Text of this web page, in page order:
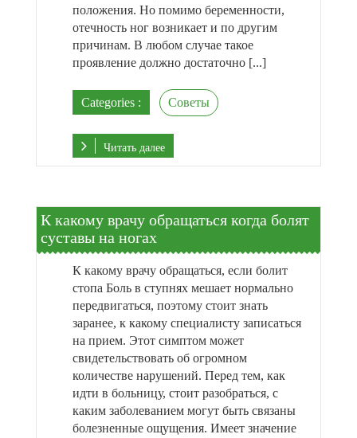
положения. Но помимо беременности,
отечность ног возникает и по другим
причинам. В любом случае такое
проявление должно достаточно [...]
Categories : Советы
Читать далее
К какому врачу обращаться когда болят
суставы на ногах
К какому врачу обращаться, если болит
стопа Боль в ступнях мешает нормально
передвигаться, поэтому стоит знать
заранее, к какому специалисту записаться
на прием. Этот симптом может
свидетельствовать об огромном
количестве нарушений. Перед тем, как
идти в больницу, стоит разобраться, с
каким заболеванием могут быть связаны
болезненные ощущения. Имеет значение